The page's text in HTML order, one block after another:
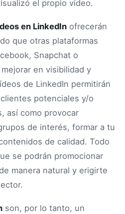
el propio vídeo.
en LinkedIn ofrecerán
que otras plataformas
Snapchat o
en visibilidad y
de LinkedIn permitirán
potenciales y/o
así como provocar
de interés, formar a tu
de calidad. Todo
se podrán promocionar
manera natural y erigirte
son, por lo tanto, un